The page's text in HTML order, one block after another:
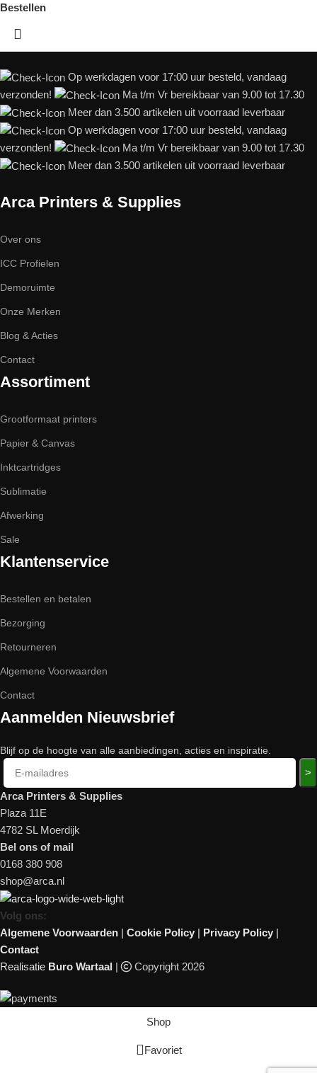
Bestellen
Op werkdagen voor 17:00 uur besteld, vandaag
verzonden!
Ma t/m Vr bereikbaar van 9.00 tot 17.30
Meer dan 3.500 artikelen uit voorraad leverbaar
Op werkdagen voor 17:00 uur besteld, vandaag
verzonden!
Ma t/m Vr bereikbaar van 9.00 tot 17.30
Meer dan 3.500 artikelen uit voorraad leverbaar
Arca Printers & Supplies
Over ons
ICC Profielen
Demoruimte
Onze Merken
Blog & Acties
Contact
Assortiment
Grootformaat printers
Papier & Canvas
Inktcartridges
Sublimatie
Afwerking
Sale
Klantenservice
Bestellen en betalen
Bezorging
Retourneren
Algemene Voorwaarden
Contact
Aanmelden Nieuwsbrief
Blijf op de hoogte van alle aanbiedingen, acties en inspiratie.
>
Arca Printers & Supplies
Plaza 11E
4782 SL Moerdijk
Bel ons of mail
0168 380 908
shop@arca.nl
Volg ons:
Algemene Voorwaarden | Cookie Policy | Privacy Policy |
Contact
Realisatie Buro Wartaal | Copyright 2026
Shop
Favoriet